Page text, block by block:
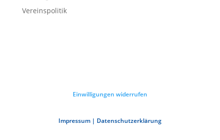
Vereinspolitik
Einwilligungen widerrufen
Impressum | Datenschutzerklärung